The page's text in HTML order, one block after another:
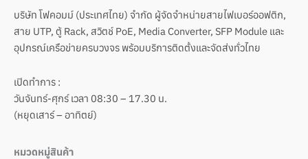
บริษัท โฟคอมม์ (ประเทศไทย) จำกัด ผู้จัดจำหน่ายสายไฟเบอร์ออฟติก,
สาย UTP, ตู้ Rack, สวิตช์ PoE, Media Converter, SFP Module และ
อุปกรณ์เครือข่ายครบวงจร พร้อมบริการติดตั้งและจัดส่งทั่วไทย
เปิดทำการ :
วันจันทร์-ศุกร์ เวลา 08:30 – 17.30 น.
(หยุดเสาร์ – อาทิตย์)
หมวดหมู่สินค้า